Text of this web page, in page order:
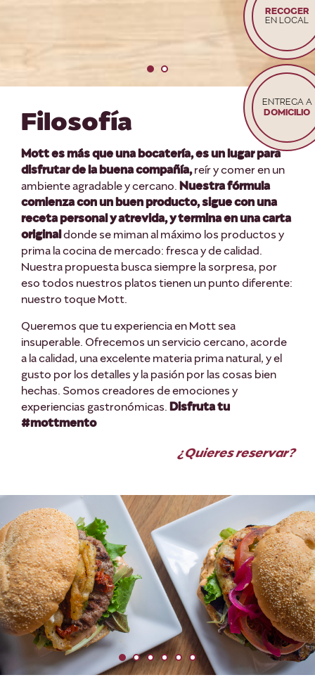
RECOGER
EN LOCAL
ENTREGA A
DOMICILIO
Filosofía
Mott es más que una bocatería, es un lugar para
disfrutar de la buena compañía,reír y comer en un
ambiente agradable y cercano. Nuestra fórmula
comienza con un buen producto, sigue con una
receta personal y atrevida, y termina en una carta
original donde se miman al máximo los productos y
prima la cocina de mercado: fresca y de calidad.
Nuestra propuesta busca siempre la sorpresa, por
eso todos nuestros platos tienen un punto diferente:
nuestro toque Mott.
Queremos que tu experiencia en Mott sea
insuperable. Ofrecemos un servicio cercano, acorde
a la calidad, una excelente materia prima natural, y el
gusto por los detalles y la pasión por las cosas bien
hechas. Somos creadores de emociones y
experiencias gastronómicas. Disfruta tu
#mottmento
¿Quieres reservar?